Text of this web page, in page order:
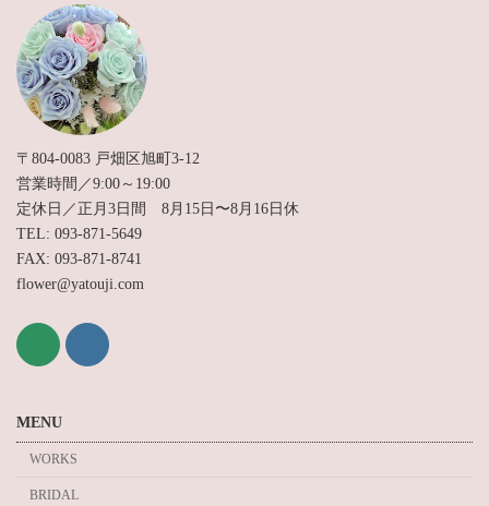
〒804-0083 戸畑区旭町3-12
営業時間／9:00～19:00
定休日／正月3日間 8月15日〜8月16日休
TEL: 093-871-5649
FAX: 093-871-8741
flower@yatouji.com
MENU
WORKS
BRIDAL